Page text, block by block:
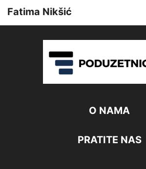
Fatima Nikšić
O NAMA
PRATITE NAS